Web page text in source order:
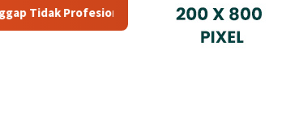
Rajeg Media Telekomunikasi Jadi Sorotan